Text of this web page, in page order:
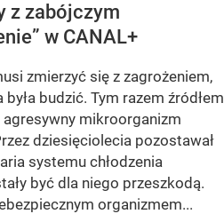
z zabójczym
w CANAL+
zmierzyć się z zagrożeniem,
budzić. Tym razem źródłem
mikroorganizm
dziesięciolecia pozostawał
systemu chłodzenia
być dla niego przeszkodą.
organizmem...